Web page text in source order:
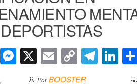
a
M
e
X E
m
C
o
T
el
Li
n
Por BOOSTER